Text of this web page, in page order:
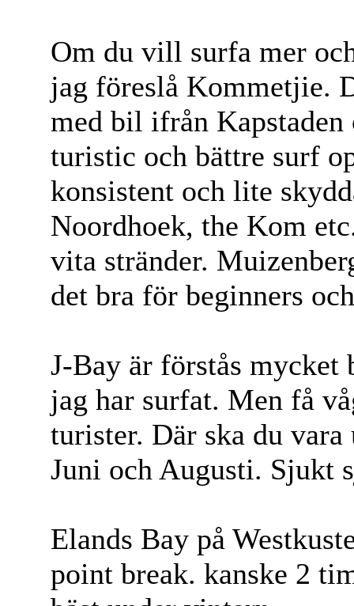
Om du vill surfa mer
jag föreslå Kommetjie.
med bil ifrån Kapstaden
turistic och bättre surf
konsistent och lite
Noordhoek, the Kom
vita stränder.
det bra för beginners
J-Bay är förstås mycket
jag har surfat. Men få
turister. Där ska du
Juni och Augusti. Sjukt
Elands Bay på
point break. kanske 2